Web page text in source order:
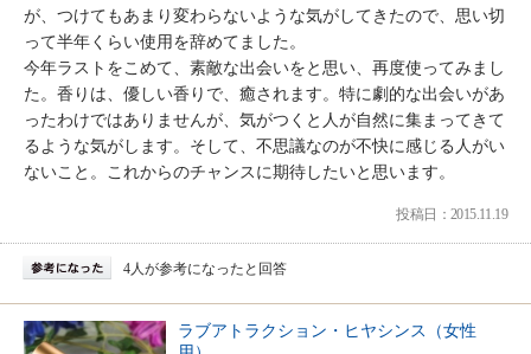
が、つけてもあまり変わらないような気がしてきたので、思い切
って半年くらい使用を辞めてました。
今年ラストをこめて、素敵な出会いをと思い、再度使ってみまし
た。香りは、優しい香りで、癒されます。特に劇的な出会いがあ
ったわけではありませんが、気がつくと人が自然に集まってきて
るような気がします。そして、不思議なのが不快に感じる人がい
ないこと。これからのチャンスに期待したいと思います。
投稿日：2015.11.19
4人が参考になったと回答
ラブアトラクション・ヒヤシンス（女性